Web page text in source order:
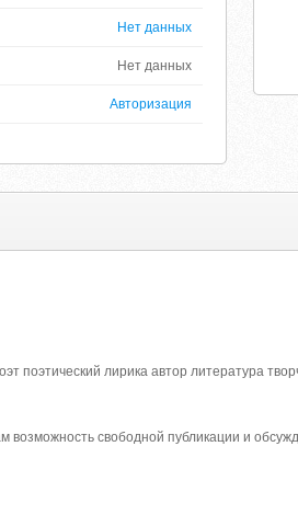
Нет данных
Нет данных
Авторизация
поэтический лирика автор литература
возможность свободной публикации и